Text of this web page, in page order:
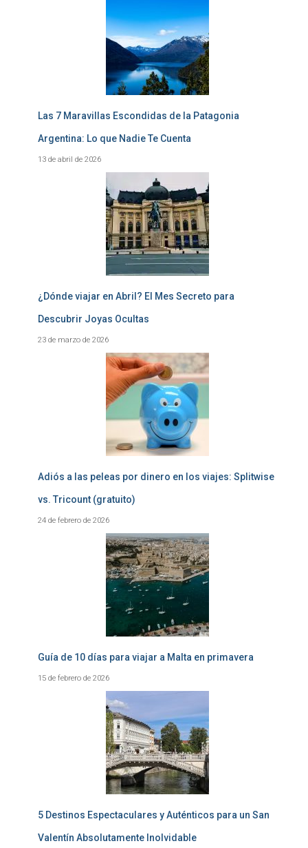
Las 7 Maravillas Escondidas de la Patagonia
Argentina: Lo que Nadie Te Cuenta
13 de abril de 2026
¿Dónde viajar en Abril? El Mes Secreto para
Descubrir Joyas Ocultas
23 de marzo de 2026
Adiós a las peleas por dinero en los viajes: Splitwise
vs. Tricount (gratuito)
24 de febrero de 2026
Guía de 10 días para viajar a Malta en primavera
15 de febrero de 2026
5 Destinos Espectaculares y Auténticos para un San
Valentín Absolutamente Inolvidable